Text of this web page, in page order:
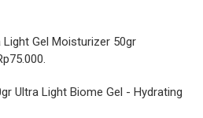
Gel Moisturizer 50gr
Ultra Light Biome Gel - Hydrating